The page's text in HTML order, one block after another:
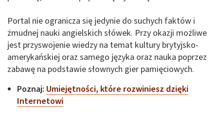
Portal nie ogranicza się jedynie do suchych faktów i
żmudnej nauki angielskich słówek. Przy okazji możliwe
jest przyswojenie wiedzy na temat kultury brytyjsko-
amerykańskiej oraz samego języka oraz nauka poprzez
zabawę na podstawie słownych gier pamięciowych.
Poznaj: Umiejętności, które rozwiniesz dzięki
Internetowi